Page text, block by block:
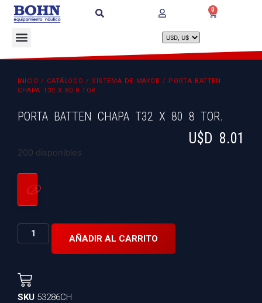
0
INICIO / CATÁLOGO / SISTEMA DE MAYOR / PORTA BATTEN
CHAPA T32 X 80 8 TOR.
PORTA BATTEN CHAPA T32 X 80 8 TOR.
U$D 8.01
200 disponibles
AÑADIR AL CARRITO
SKU 53286CH